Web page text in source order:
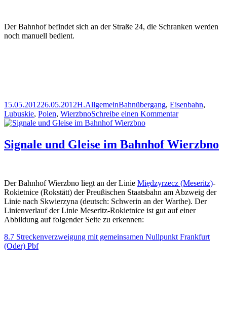
Der Bahnhof befindet sich an der Straße 24, die Schranken werden
noch manuell bedient.
Veröffentlicht
am
15.05.201226.05.2012Autor
H.Kategorien
AllgemeinSchlagwörter
Bahnübergang, Eisenbahn,
Lubuskie, Polen, WierzbnoSchreibe einen Kommentarzu
Bahnhof
Wierzbno
Signale und Gleise im Bahnhof Wierzbno
Der Bahnhof Wierzbno liegt an der Linie Międzyrzecz (Meseritz)-
Rokietnice (Rokstätt) der Preußischen Staatsbahn am Abzweig der
Linie nach Skwierzyna (deutsch: Schwerin an der Warthe). Der
Linienverlauf der Linie Meseritz-Rokietnice ist gut auf einer
Abbildung auf folgender Seite zu erkennen:
8.7 Streckenverzweigung mit gemeinsamen Nullpunkt Frankfurt
(Oder) Pbf